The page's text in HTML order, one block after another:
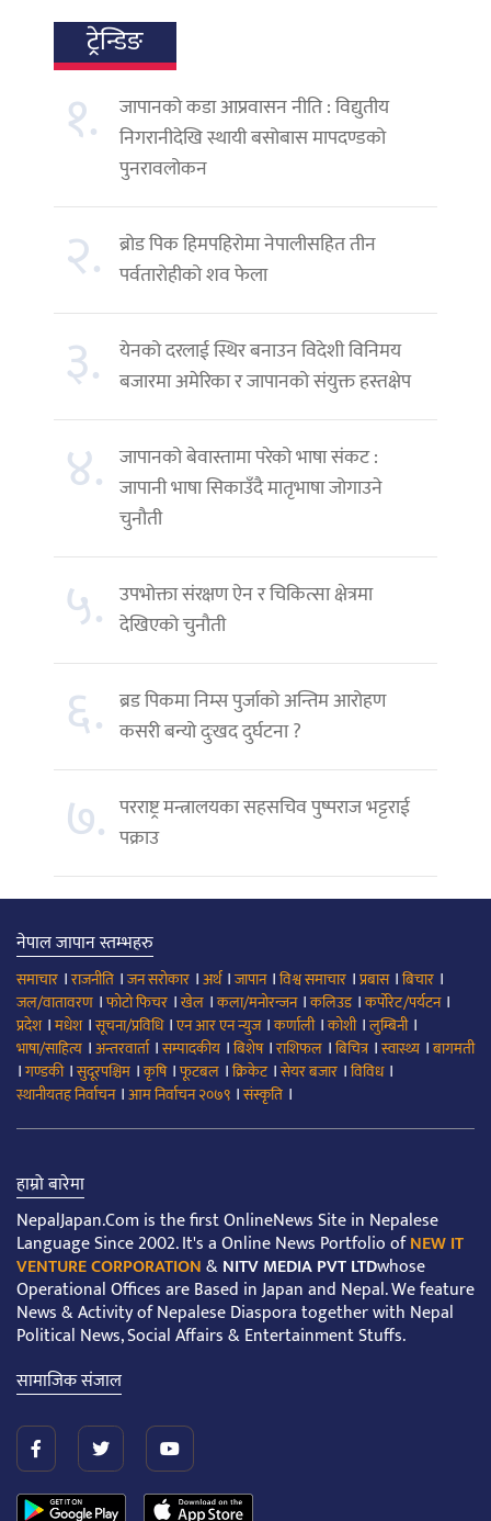
ट्रेन्डिङ
१.
जापानको कडा आप्रवासन नीति : विद्युतीय
निगरानीदेखि स्थायी बसोबास मापदण्डको
पुनरावलोकन
२. ब्रोड पिक हिमपहिरोमा नेपालीसहित तीन
पर्वतारोहीको शव फेला
३.
येनको दरलाई स्थिर बनाउन विदेशी विनिमय
बजारमा अमेरिका र जापानको संयुक्त हस्तक्षेप
४. जापानको बेवास्तामा परेको भाषा संकट :
जापानी भाषा सिकाउँदै मातृभाषा जोगाउने
चुनौती
५. उपभोक्ता संरक्षण ऐन र चिकित्सा क्षेत्रमा
देखिएको चुनौती
६. ब्रड पिकमा निम्स पुर्जाको अन्तिम आरोहण
कसरी बन्यो दुःखद दुर्घटना ?
७. परराष्ट्र मन्त्रालयका सहसचिव पुष्पराज भट्टराई
पक्राउ
नेपाल जापान स्तम्भहरु
समाचार ।राजनीति ।जन सरोकार ।अर्थ।जापान।विश्व समाचार ।प्रबास।बिचार ।
जल/वातावरण ।फोटो फिचर ।खेल ।कला/मनोरन्जन।कलिउड।कर्पोरेट/पर्यटन।
प्रदेश।मधेश।सूचना/प्रविधि।एन आर एन न्युज।कर्णाली।कोशी।लुम्बिनी।
भाषा/साहित्य ।अन्तरवार्ता।सम्पादकीय ।बिशेष।राशिफल ।बिचित्र।स्वास्थ्य ।बागमती
।गण्डकी।सुदूरपश्चिम ।कृषि।फूटबल ।क्रिकेट।सेयर बजार ।विविध।
स्थानीयतह निर्वाचन।आम निर्वाचन २०७९ ।संस्कृति ।
हाम्रो बारेमा
NepalJapan.Com is the first OnlineNews Site in Nepalese
Language Since 2002. It's a Online News Portfolio ofNEW IT
VENTURE CORPORATION&NITV MEDIA PVT LTDwhose
Operational Offices are Based in Japan and Nepal. We feature
News & Activity of Nepalese Diaspora together with Nepal
Political News, Social Affairs & Entertainment Stuffs.
सामाजिक संजाल